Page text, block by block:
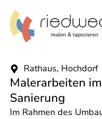
Rathaus, Hochdorf
Malerarbeiten
Sanierung
Im Rahmen des